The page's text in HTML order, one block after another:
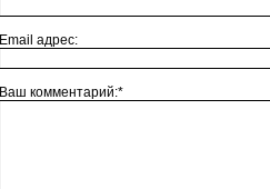
Email адрес:
Ваш комментарий:*